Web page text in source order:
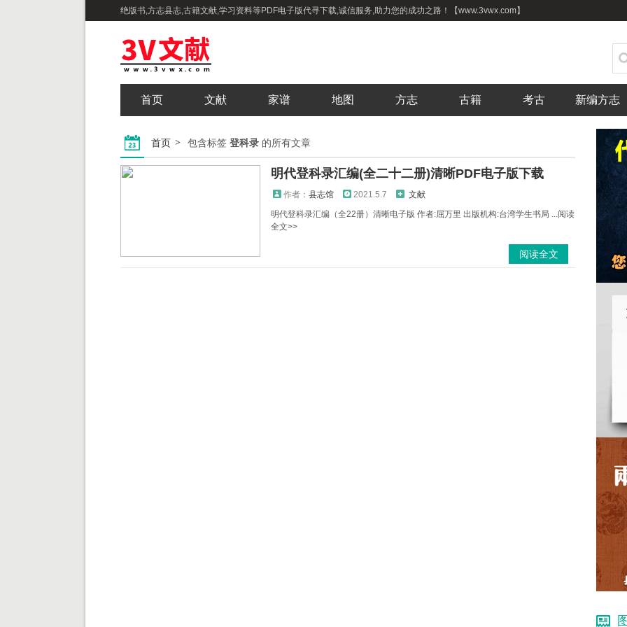
绝版书,方志县志,古籍文献,学习资料等PDF电子版代寻下载,诚信服务,助力您的成功之路！【www.3vwx.com】
首页 文献 家谱 地图 方志 古籍 考古 新编方志
首页 包含标签 登科录 的所有文章
明代登科录汇编(全二十二册)清晰PDF电子版下载
作者： 县志馆 2021.5.7
文献
明代登科录汇编（全22册）清晰电子版 作者:屈万里 出版机构:台湾学生书局 ...阅读
全文>>
阅读全文